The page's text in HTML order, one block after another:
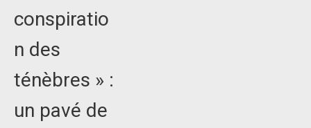
conspiratio
n des
ténèbres » :
un pavé de